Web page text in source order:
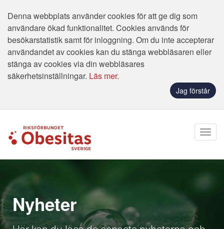
Denna webbplats använder cookies för att ge dig som
användare ökad funktionalitet. Cookies används för
besökarstatistik samt för inloggning. Om du inte accepterar
användandet av cookies kan du stänga webbläsaren eller
stänga av cookies via din webbläsares
säkerhetsinställningar. Läs mer.
Jag förstår
Nyheter